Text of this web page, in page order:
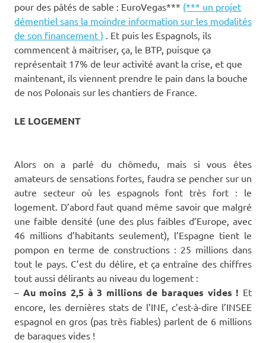
pour des pâtés de sable : EuroVegas*** (*** un projet
démentiel sans la moindre information sur les modalités
de son financement ) . Et puis les Espagnols, ils
commencent à maitriser, ça, le BTP, puisque ça
représentait 17% de leur activité avant la crise, et que
maintenant, ils viennent prendre le pain dans la bouche
de nos Polonais sur les chantiers de France.
LE LOGEMENT
Alors on a parlé du chômedu, mais si vous êtes
amateurs de sensations fortes, faudra se pencher sur un
autre secteur où les espagnols font très fort : le
logement. D’abord faut quand même savoir que malgré
une faible densité (une des plus faibles d’Europe, avec
46 millions d’habitants seulement), l’Espagne tient le
pompon en terme de constructions : 25 millions dans
tout le pays. C’est du délire, et ça entraîne des chiffres
tout aussi délirants au niveau du logement :
– Au moins 2,5 à 3 millions de baraques vides ! Et
encore, les dernières stats de l’INE, c’est-à-dire l’INSEE
espagnol en gros (pas très fiables) parlent de 6 millions
de baraques vides !